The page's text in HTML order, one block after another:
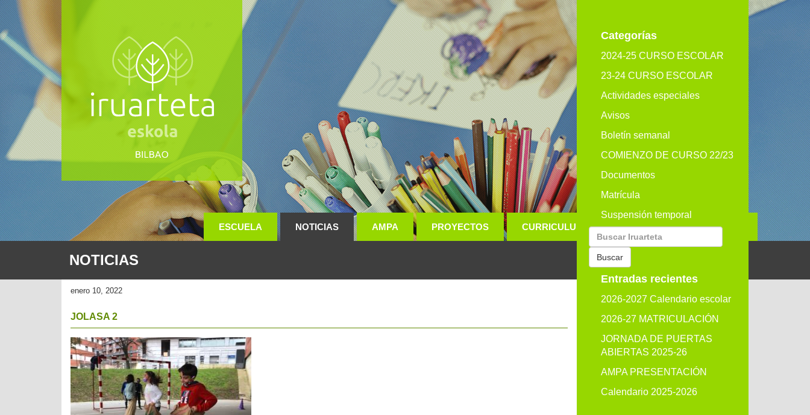
ESCUELA NOTICIAS AMPA PROYECTOS CURRICULUM GALERIA CONTACTO
NOTICIAS
enero 10, 2022
JOLASA 2
Categorías
2024-25 CURSO ESCOLAR
23-24 CURSO ESCOLAR
Actividades especiales
Avisos
Boletín semanal
COMIENZO DE CURSO 22/23
Documentos
Matrícula
Suspensión temporal
Buscar
por:
Buscar
Entradas recientes
2026-2027 Calendario escolar
2026-27 MATRICULACIÓN
JORNADA DE PUERTAS
ABIERTAS 2025-26
AMPA PRESENTACIÓN
Calendario 2025-2026